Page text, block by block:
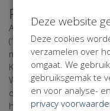
Alle tot natuurlijke
(“persoonsgegevens”)
met de website
Kentaa met de grootst
Werkvereniging en
de Algemene
het Privacy Statement
Deze website
Deze cookies
verzamelen over
omgaat. We
gebruiksgemak te
en voor analyse-
privacy